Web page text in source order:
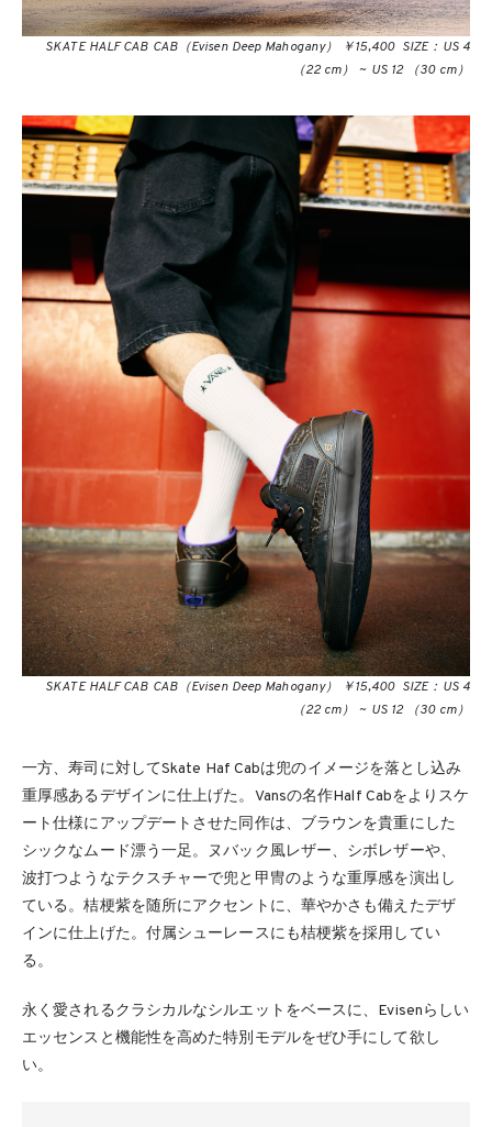
SKATE HALF CAB CAB（Evisen Deep Mahogany） ￥15,400 SIZE：US 4
（22 cm） ~ US 12 （30 cm）
SKATE HALF CAB CAB（Evisen Deep Mahogany） ￥15,400 SIZE：US 4
（22 cm） ~ US 12 （30 cm）
一方、寿司に対してSkate Haf Cabは兜のイメージを落とし込み
重厚感あるデザインに仕上げた。Vansの名作Half Cabをよりスケ
ート仕様にアップデートさせた同作は、ブラウンを貴重にした
シックなムード漂う一足。ヌバック風レザー、シボレザーや、
波打つようなテクスチャーで兜と甲冑のような重厚感を演出し
ている。桔梗紫を随所にアクセントに、華やかさも備えたデザ
インに仕上げた。付属シューレースにも桔梗紫を採用してい
る。
永く愛されるクラシカルなシルエットをベースに、Evisenらしい
エッセンスと機能性を高めた特別モデルをぜひ手にして欲し
い。